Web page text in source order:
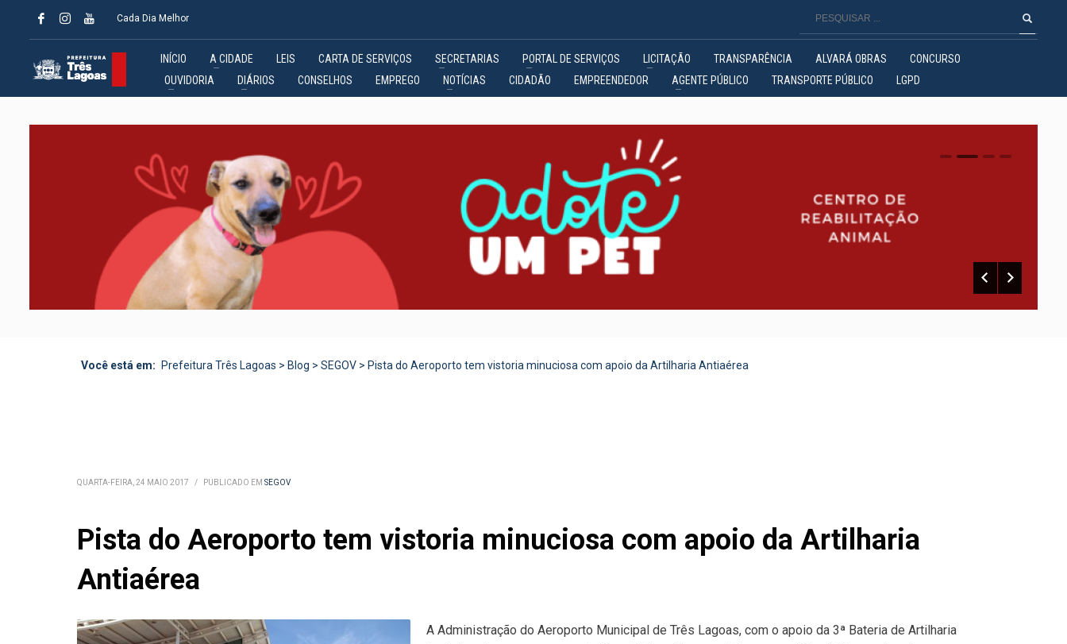
Cada Dia Melhor
INÍCIO A CIDADE LEIS CARTA DE SERVIÇOS SECRETARIAS PORTAL DE SERVIÇOS LICITAÇÃO TRANSPARÊNCIA ALVARÁ OBRAS
CONCURSO
OUVIDORIA
DIÁRIOS CONSELHOS EMPREGO NOTÍCIAS CIDADÃO EMPREENDEDOR AGENTE PÚBLICO TRANSPORTE PÚBLICO LGPD
0 1 2
Você está em: Prefeitura Três Lagoas > Blog > SEGOV > Pista do Aeroporto tem vistoria minuciosa com apoio da Artilharia Antiaérea
QUARTA-FEIRA, 24 MAIO 2017 / PUBLICADO EM SEGOV
Pista do Aeroporto tem vistoria minuciosa com apoio da Artilharia
Antiaérea
A Administração do Aeroporto Municipal de Três Lagoas, com o apoio da 3ª Bateria de Artilharia